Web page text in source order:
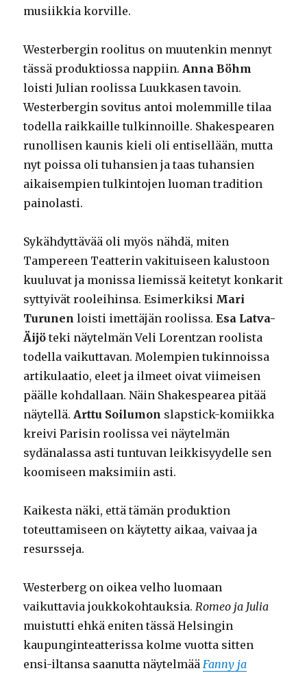
musiikkia korville.
Westerbergin roolitus on muutenkin mennyt
tässä produktiossa nappiin.Anna Böhm
loisti Julian roolissa Luukkasen tavoin.
Westerbergin sovitus antoi molemmille tilaa
todella raikkaille tulkinnoille. Shakespearen
runollisen kaunis kieli oli entisellään, mutta
nyt poissa oli tuhansien ja taas tuhansien
aikaisempien tulkintojen luoman tradition
painolasti.
Sykähdyttävää oli myös nähdä, miten
Tampereen Teatterin vakituiseen kalustoon
kuuluvat ja monissa liemissä keitetyt konkarit
syttyivät rooleihinsa. Esimerkiksi Mari
Turunen loisti imettäjän roolissa.Esa Latva-
Äijö teki näytelmän Veli Lorentzan roolista
todella vaikuttavan. Molempien tukinnoissa
artikulaatio, eleet ja ilmeet oivat viimeisen
päälle kohdallaan. Näin Shakespearea pitää
näytellä.Arttu Soilumon slapstick-komiikka
kreivi Parisin roolissa vei näytelmän
sydänalassa asti tuntuvan leikkisyydelle sen
koomiseen maksimiin asti.
Kaikesta näki, että tämän produktion
toteuttamiseen on käytetty aikaa, vaivaa ja
resursseja.
Westerberg on oikea velho luomaan
vaikuttavia joukkokohtauksia.Romeo ja Julia
muistutti ehkä eniten tässä Helsingin
kaupunginteatterissa kolme vuotta sitten
ensi-iltansa saanutta näytelmääFanny ja